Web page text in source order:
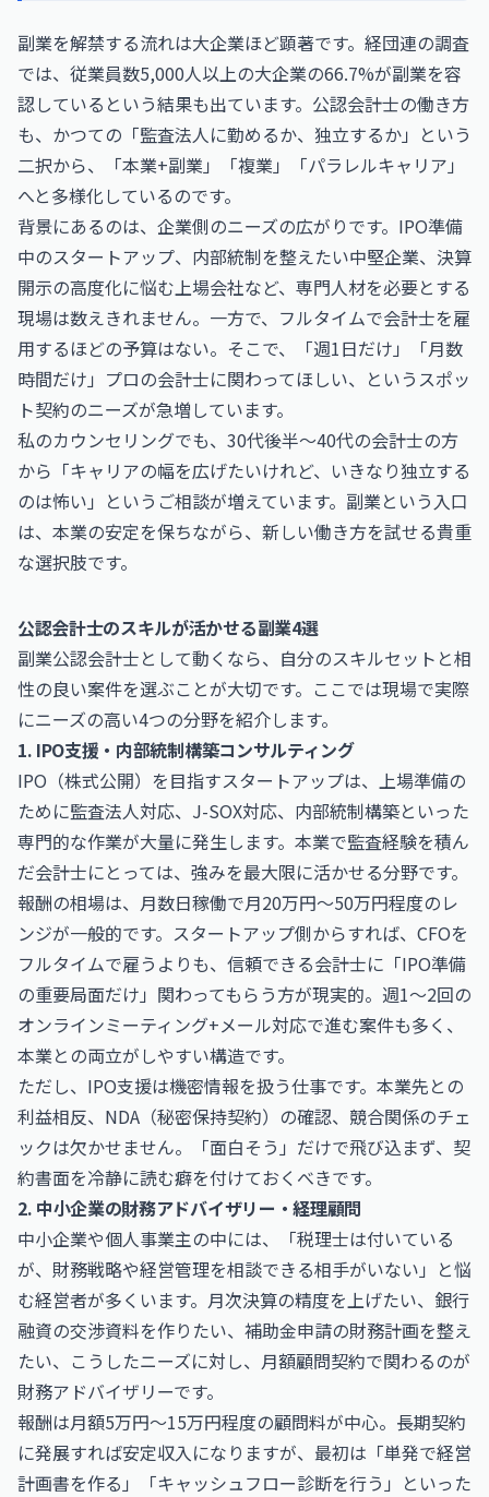
副業を解禁する流れは大企業ほど顕著です。経団連の調査
では、従業員数5,000人以上の大企業の66.7%が副業を容
認しているという結果も出ています。公認会計士の働き方
も、かつての「監査法人に勤めるか、独立するか」という
二択から、「本業+副業」「複業」「パラレルキャリア」
へと多様化しているのです。
背景にあるのは、企業側のニーズの広がりです。IPO準備
中のスタートアップ、内部統制を整えたい中堅企業、決算
開示の高度化に悩む上場会社など、専門人材を必要とする
現場は数えきれません。一方で、フルタイムで会計士を雇
用するほどの予算はない。そこで、「週1日だけ」「月数
時間だけ」プロの会計士に関わってほしい、というスポッ
ト契約のニーズが急増しています。
私のカウンセリングでも、30代後半〜40代の会計士の方
から「キャリアの幅を広げたいけれど、いきなり独立する
のは怖い」というご相談が増えています。副業という入口
は、本業の安定を保ちながら、新しい働き方を試せる貴重
な選択肢です。
公認会計士のスキルが活かせる副業4選
副業公認会計士として動くなら、自分のスキルセットと相
性の良い案件を選ぶことが大切です。ここでは現場で実際
にニーズの高い4つの分野を紹介します。
1. IPO支援・内部統制構築コンサルティング
IPO（株式公開）を目指すスタートアップは、上場準備の
ために監査法人対応、J-SOX対応、内部統制構築といった
専門的な作業が大量に発生します。本業で監査経験を積ん
だ会計士にとっては、強みを最大限に活かせる分野です。
報酬の相場は、月数日稼働で月20万円〜50万円程度のレ
ンジが一般的です。スタートアップ側からすれば、CFOを
フルタイムで雇うよりも、信頼できる会計士に「IPO準備
の重要局面だけ」関わってもらう方が現実的。週1〜2回の
オンラインミーティング+メール対応で進む案件も多く、
本業との両立がしやすい構造です。
ただし、IPO支援は機密情報を扱う仕事です。本業先との
利益相反、NDA（秘密保持契約）の確認、競合関係のチェ
ックは欠かせません。「面白そう」だけで飛び込まず、契
約書面を冷静に読む癖を付けておくべきです。
2. 中小企業の財務アドバイザリー・経理顧問
中小企業や個人事業主の中には、「税理士は付いている
が、財務戦略や経営管理を相談できる相手がいない」と悩
む経営者が多くいます。月次決算の精度を上げたい、銀行
融資の交渉資料を作りたい、補助金申請の財務計画を整え
たい、こうしたニーズに対し、月額顧問契約で関わるのが
財務アドバイザリーです。
報酬は月額5万円〜15万円程度の顧問料が中心。長期契約
に発展すれば安定収入になりますが、最初は「単発で経営
計画書を作る」「キャッシュフロー診断を行う」といった